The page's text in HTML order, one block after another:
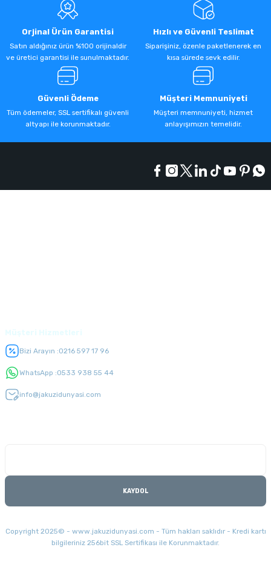
Orjinal Ürün Garantisi
Satın aldığınız ürün %100 orijinaldir
ve üretici garantisi ile sunulmaktadır.
Hızlı ve Güvenli Teslimat
Siparişiniz, özenle paketlenerek en
kısa sürede sevk edilir.
Güvenli Ödeme
Tüm ödemeler, SSL sertifikalı güvenli
altyapı ile korunmaktadır.
Müşteri Memnuniyeti
Müşteri memnuniyeti, hizmet
anlayışımızın temelidir.
Bizi Arayın :0216 597 17 96
WhatsApp :0533 938 55 44
info@jakuzidunyasi.com
KAYDOL
Copyright 2025© - www.jakuzidunyasi.com - Tüm hakları saklıdır - Kredi kartı
bilgileriniz 256bit SSL Sertifikası ile Korunmaktadır.